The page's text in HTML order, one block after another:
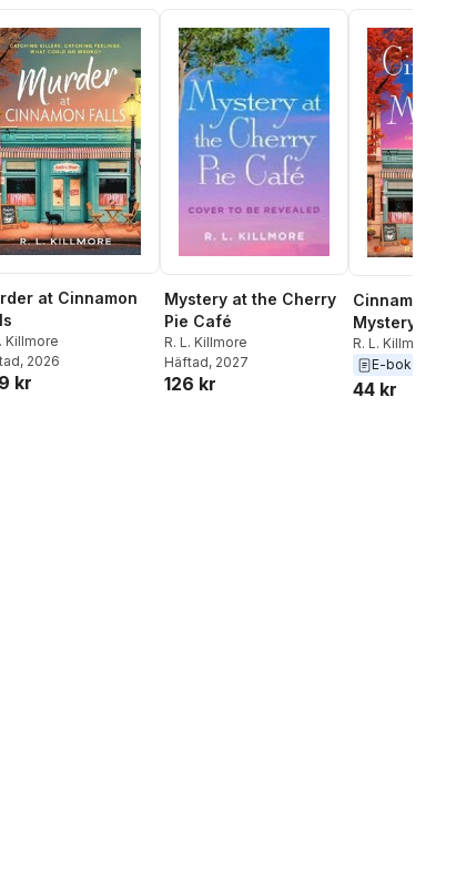
at Cinnamon
Killmore
, 2026
kr
Mystery at the Cherry
Pie Café
R. L. Killmore
Häftad, 2027
126 kr
Cinnamon
Mystery
R. L. Killmore
E-bok
44 kr